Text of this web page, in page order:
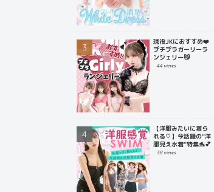
現役JKにおすすめ❤️
プチプラガーリーラ
ンジェリー😼
44 views
【洋服みたいに着ら
れる♡】今話題の“洋
服見え水着”特集🐬💕
38 views